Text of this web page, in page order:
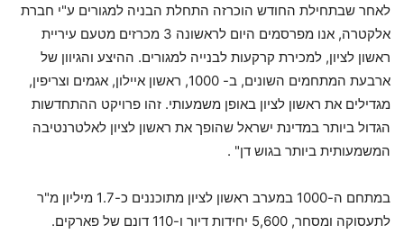
לאחר שבתחילת החודש הוכרזה התחלת הבניה למגורים ע"י חברת
אלקטרה, אנו מפרסמים היום לראשונה 3 מכרזים מטעם עיריית
ראשון לציון, למכירת קרקעות לבנייה למגורים. ההיצע והגיוון של
ארבעת המתחמים השונים, ב- 1000, ראשון איילון, אגמים וצריפין,
מגדילים את ראשון לציון באופן משמעותי. זהו פרויקט ההתחדשות
הגדול ביותר במדינת ישראל שהופך את ראשון לציון לאלטרנטיבה
המשמעותית ביותר בגוש דן" .
במתחם ה-1000 במערב ראשון לציון מתוכננים כ-1.7 מיליון מ"ר
לתעסוקה ומסחר, 5,600 יחידות דיור ו-110 דונם של פארקים.